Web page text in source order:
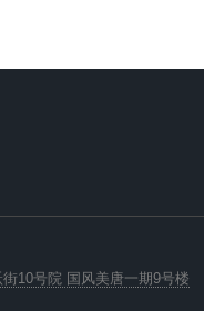
10号院 国风美唐一期9号楼